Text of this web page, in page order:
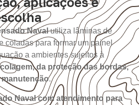
Navalutiliza lâminas de
coladas para formar um painel
a ambientes sujeitos à
colagem, da proteção das bordas,
.
Naval com atendimento para